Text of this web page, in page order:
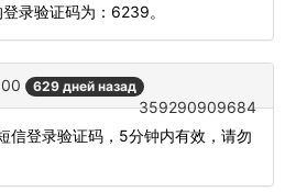
录验证码为：6239。
629 дней назад
359290909684
信登录验证码，5分钟内有效，请勿